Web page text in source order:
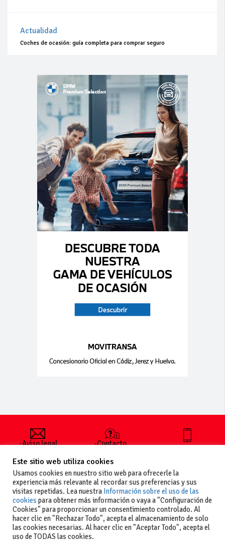
Actualidad
Coches de ocasión: guía completa para comprar seguro
-Aviso legal
generales
de uso
-Política de
privacidad
-Política de
cookies
-Contacto
publicar un
anuncio
-Vende+
+34 627 35
Este sitio web utiliza cookies
Usamos cookies en nuestro sitio web para ofrecerle la
experiencia más relevante al recordar sus preferencias y sus
visitas repetidas. Lea nuestra Información sobre el uso de las
cookies para obtener más información o vaya a "Configuración de
Cookies" para proporcionar un consentimiento controlado. Al
hacer clic en "Rechazar Todo", acepta el almacenamiento de solo
las cookies necesarias. Al hacer clic en "Aceptar Todo", acepta el
uso de TODAS las cookies.